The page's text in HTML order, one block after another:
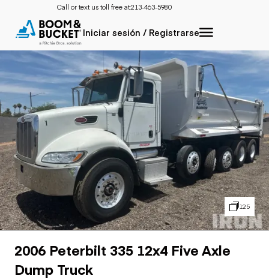
Call or text us toll free at:213-463-5980
Iniciar sesión / Registrarse
125
2006 Peterbilt 335 12x4 Five Axle
Dump Truck